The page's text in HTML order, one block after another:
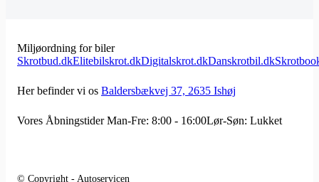
Miljøordning for biler
Skrotbud.dkElitebilskrot.dkDigitalskrot.dkDanskrotbil.dk
Her befinder vi os Baldersbækvej 37, 2635 Ishøj
Vores Åbningstider Man-Fre: 8:00 - 16:00Lør-Søn: Lukket
© Copyright - Autoservicen